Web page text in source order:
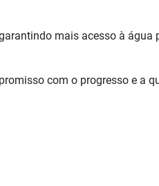
mais acesso à água
com o progresso e a